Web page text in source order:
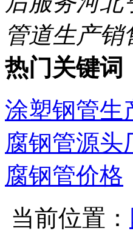
管道生产
热门关键词
涂塑钢管生
腐钢管源头
腐钢管价格
当前位置：